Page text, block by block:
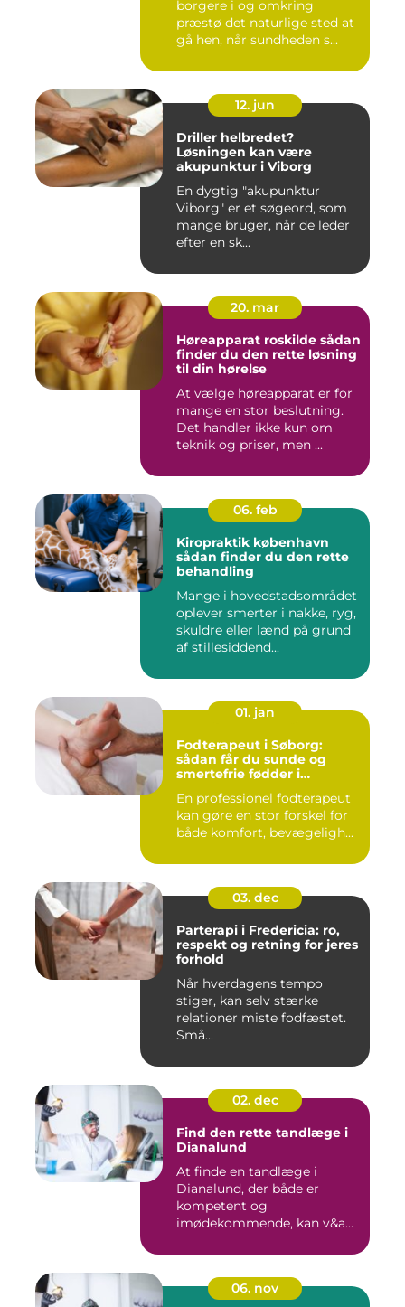
borgere i og omkring
præstø det naturlige sted at
gå hen, når sundheden s...
12. jun
Driller helbredet?
Løsningen kan være
akupunktur i Viborg
En dygtig "akupunktur
Viborg" er et søgeord, som
mange bruger, når de leder
efter en sk...
20. mar
Høreapparat roskilde sådan
finder du den rette løsning
til din hørelse
At vælge høreapparat er for
mange en stor beslutning.
Det handler ikke kun om
teknik og priser, men ...
06. feb
Kiropraktik københavn
sådan finder du den rette
behandling
Mange i hovedstadsområdet
oplever smerter i nakke, ryg,
skuldre eller lænd på grund
af stillesiddend...
01. jan
Fodterapeut i Søborg:
sådan får du sunde og
smertefrie fødder i
En professionel fodterapeut
kan gøre en stor forskel for
både komfort, bevægeligh...
03. dec
Parterapi i Fredericia: ro,
respekt og retning for jeres
forhold
Når hverdagens tempo
stiger, kan selv stærke
relationer miste fodfæstet.
Små...
02. dec
Find den rette tandlæge i
Dianalund
At finde en tandlæge i
Dianalund, der både er
kompetent og
imødekommende, kan v&a...
06. nov